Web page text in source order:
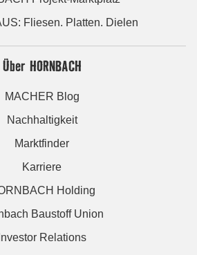
Fliesen. Platten. Dielen
Über HORNBACH
MACHER Blog
Nachhaltigkeit
Marktfinder
Karriere
Holding
Baustoff Union
Investor Relations